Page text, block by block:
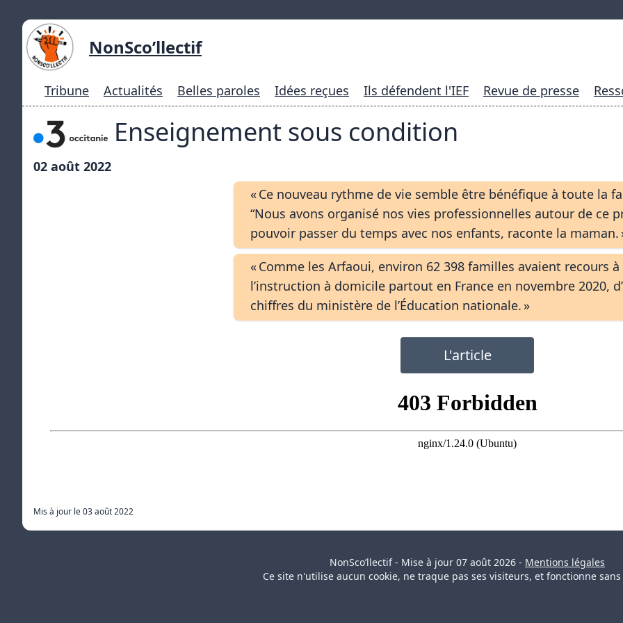
NonSco’llectif
Tribune Actualités Belles paroles Idées reçues Ils défendent l'IEF Revue de presse
Enseignement sous condition
02 août 2022
« Ce nouveau rythme de vie semble être bénéfique à toute la
“Nous avons organisé nos vies professionnelles autour de ce
pouvoir passer du temps avec nos enfants, raconte la maman.
« Comme les Arfaoui, environ 62 398 familles avaient recours à
l’instruction à domicile partout en France en novembre 2020,
chiffres du ministère de l’Éducation nationale. »
L'article
Mis à jour le03 août 2022
NonSco’llectif - Mise à jour 07 août 2026 - Mentions légales
Ce site n'utilise aucun cookie, ne traque pas ses visiteurs, et fonctionne